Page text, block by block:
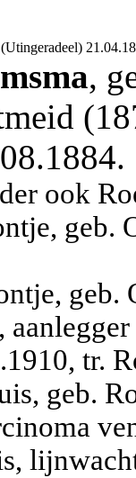
,
ook
geb.
geb.
tr.
geb.